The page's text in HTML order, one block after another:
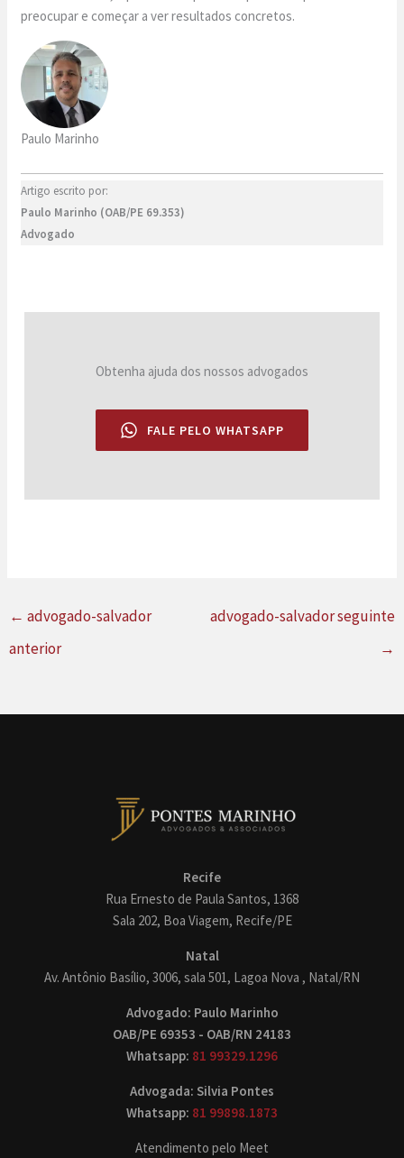
preocupar e começar a ver resultados concretos.
Paulo Marinho
Artigo escrito por:
Paulo Marinho (OAB/PE 69.353)
Advogado
Obtenha ajuda dos nossos advogados
FALE PELO WHATSAPP
← advogado-salvador
anterior
advogado-salvador seguinte
→
Recife
Rua Ernesto de Paula Santos, 1368
Sala 202, Boa Viagem, Recife/PE
Natal
Av. Antônio Basílio, 3006, sala 501, Lagoa Nova , Natal/RN
Advogado: Paulo Marinho
OAB/PE 69353 - OAB/RN 24183
Whatsapp: 81 99329.1296
Advogada: Silvia Pontes
Whatsapp: 81 99898.1873
Atendimento pelo Meet